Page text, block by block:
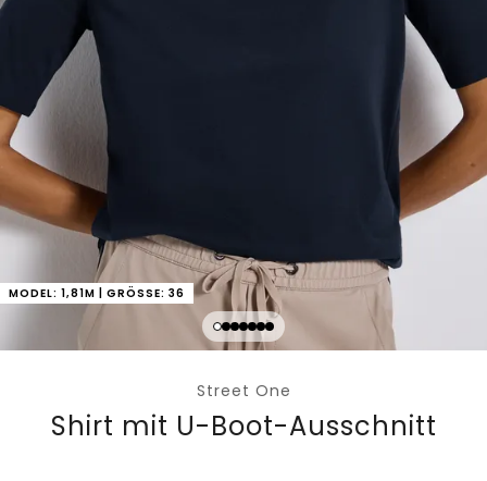
MODEL: 1,81M | GRÖSSE: 36
Street One
Shirt mit U-Boot-Ausschnitt